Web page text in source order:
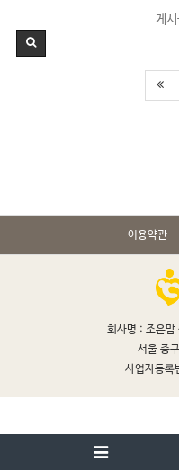
게
이용약관
회사명 : 조은맘
서울 중
사업자등